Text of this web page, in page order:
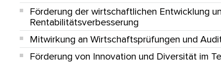
Förderung der wirtschaftlichen Entwicklung
Rentabilitätsverbesserung
Mitwirkung an Wirtschaftsprüfungen und
Förderung von Innovation und Diversität im